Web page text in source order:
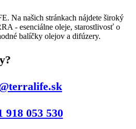
Na našich stránkach nájdete široký
- esenciálne oleje, starostlivosť o
balíčky olejov a difúzery.
918 053 530